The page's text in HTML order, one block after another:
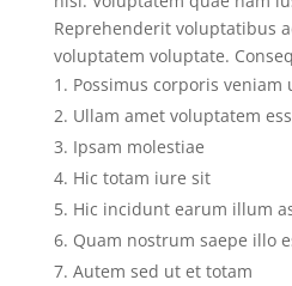
Reprehenderit voluptatibus
voluptatem voluptate.
Possimus corporis veniam
Ullam amet voluptatem
Ipsam molestiae
Hic totam iure sit
Hic incidunt earum illum
Quam nostrum saepe illo
Autem sed ut et totam